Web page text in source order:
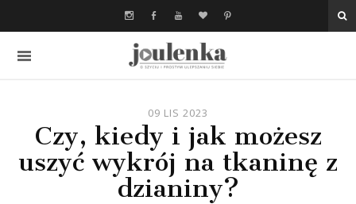
09 LIS 2023
Czy, kiedy i jak możesz
uszyć wykrój na tkaninę z
dzianiny?